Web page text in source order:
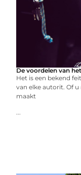
De voordelen van
Het is een bekend
van elke autorit. Of
maakt
...